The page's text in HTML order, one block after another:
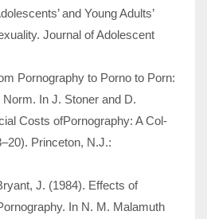
and Young Adults’
Journal of Adolescent
Pornography to Porno to Porn:
In J. Stoner and D.
Costs ofPornography: A Col­
Princeton, N.J.:
J. (1984). Effects of
In N. M. Malamuth